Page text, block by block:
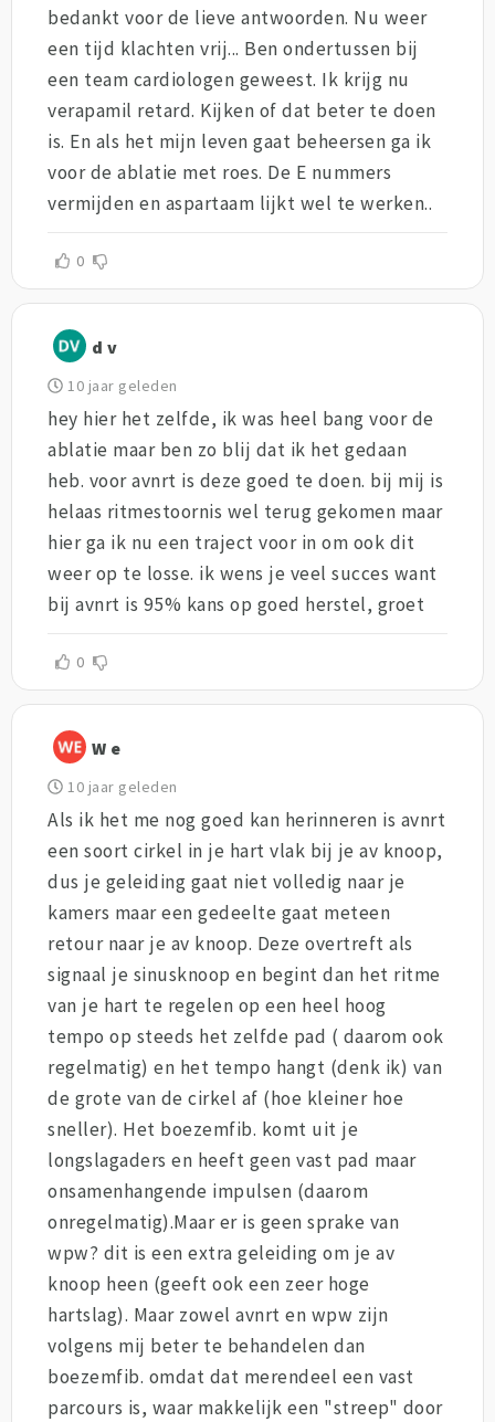
bedankt voor de lieve antwoorden. Nu weer
een tijd klachten vrij... Ben ondertussen bij
een team cardiologen geweest. Ik krijg nu
verapamil retard. Kijken of dat beter te doen
is. En als het mijn leven gaat beheersen ga ik
voor de ablatie met roes. De E nummers
vermijden en aspartaam lijkt wel te werken..
0
d v
10 jaar geleden
hey hier het zelfde, ik was heel bang voor de
ablatie maar ben zo blij dat ik het gedaan
heb. voor avnrt is deze goed te doen. bij mij is
helaas ritmestoornis wel terug gekomen maar
hier ga ik nu een traject voor in om ook dit
weer op te losse. ik wens je veel succes want
bij avnrt is 95% kans op goed herstel, groet
0
W e
10 jaar geleden
Als ik het me nog goed kan herinneren is avnrt
een soort cirkel in je hart vlak bij je av knoop,
dus je geleiding gaat niet volledig naar je
kamers maar een gedeelte gaat meteen
retour naar je av knoop. Deze overtreft als
signaal je sinusknoop en begint dan het ritme
van je hart te regelen op een heel hoog
tempo op steeds het zelfde pad ( daarom ook
regelmatig) en het tempo hangt (denk ik) van
de grote van de cirkel af (hoe kleiner hoe
sneller). Het boezemfib. komt uit je
longslagaders en heeft geen vast pad maar
onsamenhangende impulsen (daarom
onregelmatig).Maar er is geen sprake van
wpw? dit is een extra geleiding om je av
knoop heen (geeft ook een zeer hoge
hartslag). Maar zowel avnrt en wpw zijn
volgens mij beter te behandelen dan
boezemfib. omdat dat merendeel een vast
parcours is, waar makkelijk een "streep" door